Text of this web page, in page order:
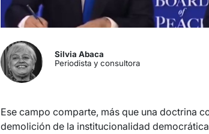
Silvia Abaca
Periodista y consultora
Ese campo comparte, más que una doctrina
demolición de la institucionalidad